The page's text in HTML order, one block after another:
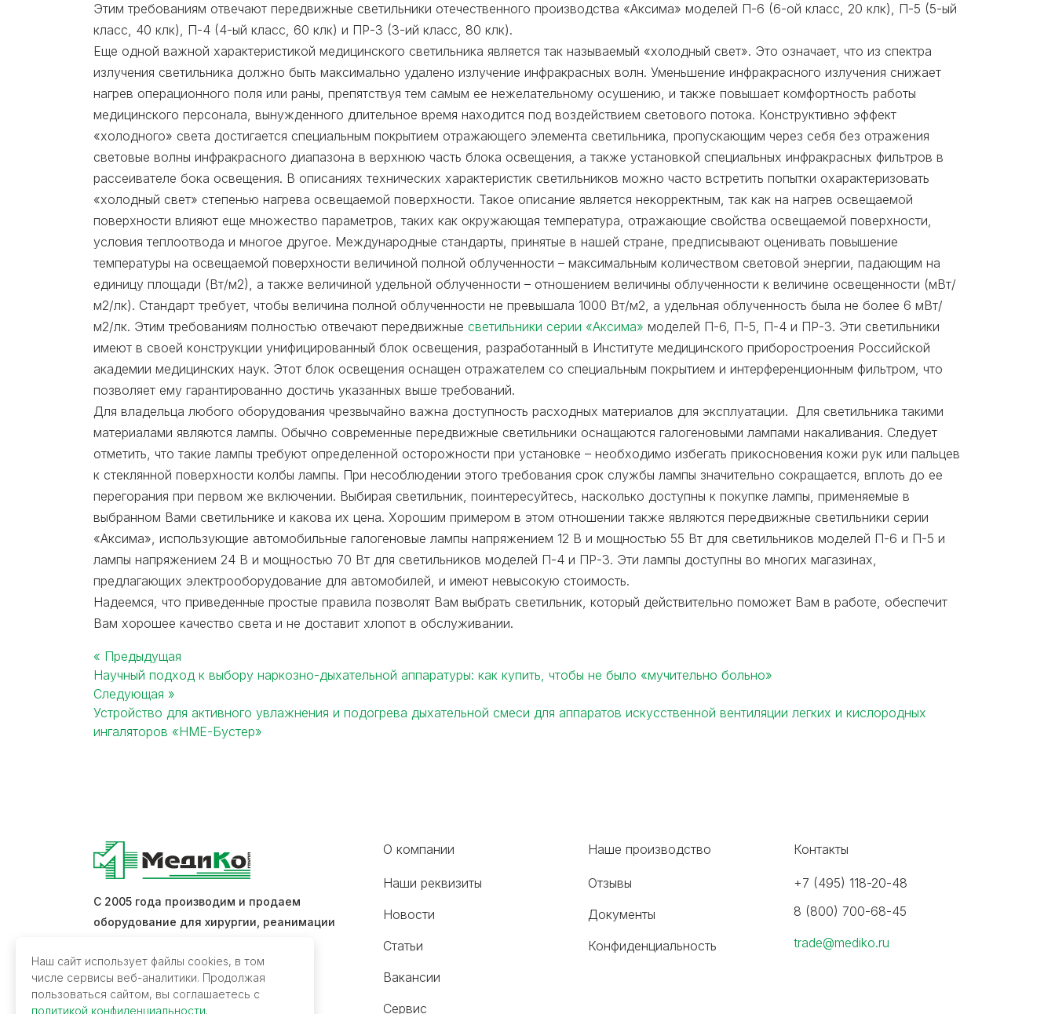
Этим требованиям отвечают передвижные светильники отечественного производства «Аксима» моделей П-6 (6-ой класс, 20 клк), П-5 (5-ый
класс, 40 клк), П-4 (4-ый класс, 60 клк) и ПР-3 (3-ий класс, 80 клк).
Еще одной важной характеристикой медицинского светильника является так называемый «холодный свет». Это означает, что из спектра
излучения светильника должно быть максимально удалено излучение инфракрасных волн. Уменьшение инфракрасного излучения снижает
нагрев операционного поля или раны, препятствуя тем самым ее нежелательному осушению, и также повышает комфортность работы
медицинского персонала, вынужденного длительное время находится под воздействием светового потока. Конструктивно эффект
«холодного» света достигается специальным покрытием отражающего элемента светильника, пропускающим через себя без отражения
световые волны инфракрасного диапазона в верхнюю часть блока освещения, а также установкой специальных инфракрасных фильтров в
рассеивателе бока освещения. В описаниях технических характеристик светильников можно часто встретить попытки охарактеризовать
«холодный свет» степенью нагрева освещаемой поверхности. Такое описание является некорректным, так как на нагрев освещаемой
поверхности влияют еще множество параметров, таких как окружающая температура, отражающие свойства освещаемой поверхности,
условия теплоотвода и многое другое. Международные стандарты, принятые в нашей стране, предписывают оценивать повышение
температуры на освещаемой поверхности величиной полной облученности – максимальным количеством световой энергии, падающим на
единицу площади (Вт/м2), а также величиной удельной облученности – отношением величины облученности к величине освещенности (мВт/
м2/лк). Стандарт требует, чтобы величина полной облученности не превышала 1000 Вт/м2, а удельная облученность была не более 6 мВт/
м2/лк. Этим требованиям полностью отвечают передвижные светильники серии «Аксима» моделей П-6, П-5, П-4 и ПР-3. Эти светильники
имеют в своей конструкции унифицированный блок освещения, разработанный в Институте медицинского приборостроения Российской
академии медицинских наук. Этот блок освещения оснащен отражателем со специальным покрытием и интерференционным фильтром, что
позволяет ему гарантированно достичь указанных выше требований.
Для владельца любого оборудования чрезвычайно важна доступность расходных материалов для эксплуатации. Для светильника такими
материалами являются лампы. Обычно современные передвижные светильники оснащаются галогеновыми лампами накаливания. Следует
отметить, что такие лампы требуют определенной осторожности при установке – необходимо избегать прикосновения кожи рук или пальцев
к стеклянной поверхности колбы лампы. При несоблюдении этого требования срок службы лампы значительно сокращается, вплоть до ее
перегорания при первом же включении. Выбирая светильник, поинтересуйтесь, насколько доступны к покупке лампы, применяемые в
выбранном Вами светильнике и какова их цена. Хорошим примером в этом отношении также являются передвижные светильники серии
«Аксима», использующие автомобильные галогеновые лампы напряжением 12 В и мощностью 55 Вт для светильников моделей П-6 и П-5 и
лампы напряжением 24 В и мощностью 70 Вт для светильников моделей П-4 и ПР-3. Эти лампы доступны во многих магазинах,
предлагающих электрооборудование для автомобилей, и имеют невысокую стоимость.
Надеемся, что приведенные простые правила позволят Вам выбрать светильник, который действительно поможет Вам в работе, обеспечит
Вам хорошее качество света и не доставит хлопот в обслуживании.
Post
navigation
« Предыдущая
Научный подход к выбору наркозно-дыхательной аппаратуры: как купить, чтобы не было «мучительно больно»
Следующая »
Устройство для активного увлажнения и подогрева дыхательной смеси для аппаратов искусственной вентиляции легких и кислородных
ингаляторов «HME-Бустер»
С 2005 года производим и продаем
оборудование для хирургии, реанимации
Обратная связь
О компании
Наши реквизиты
Новости
Статьи
Вакансии
Сервис
Наше производство
Отзывы
Документы
Конфиденциальность
Контакты
+7 (495) 118-20-48
8 (800) 700-68-45
trade@mediko.ru
Наш сайт использует файлы cookies, в том
числе сервисы веб-аналитики. Продолжая
пользоваться сайтом, вы соглашаетесь с
политикой конфиденциальности.